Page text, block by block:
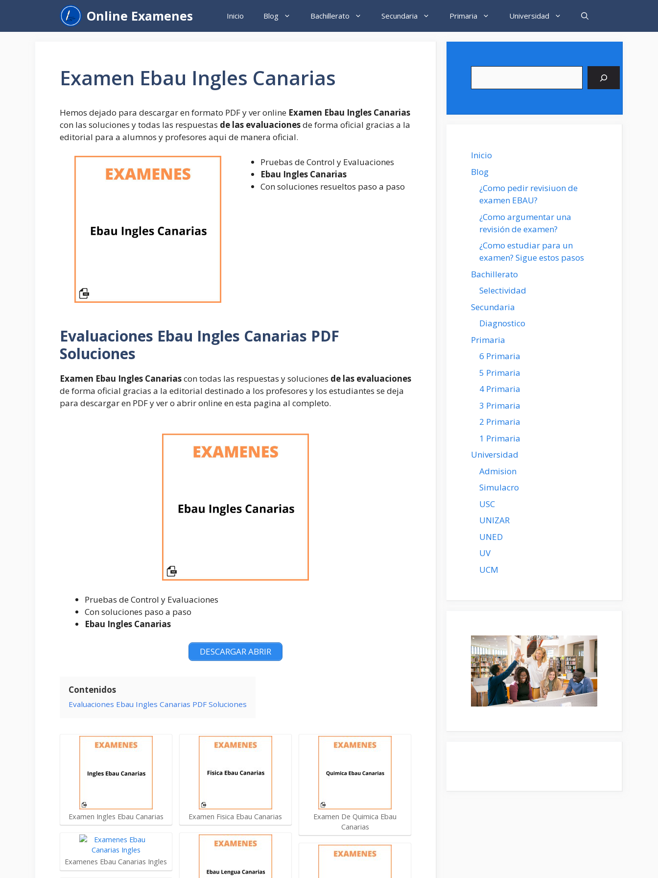
contenido
Online Examenes Inicio Blog Bachillerato Secundaria Primaria Universidad
Examen Ebau Ingles Canarias
Hemos dejado para descargar en formato PDF y ver online Examen Ebau Ingles Canarias
con las soluciones y todas las respuestas de las evaluacionesde forma oficial gracias a la
editorial para a alumnos y profesores aqui de manera oficial.
Pruebas de Control y Evaluaciones
Ebau Ingles Canarias
Con soluciones resueltos paso a paso
Evaluaciones Ebau Ingles Canarias PDF
Soluciones
Examen Ebau Ingles Canariascon todas las respuestas y soluciones de las evaluaciones
de forma oficial gracias a la editorial destinado a los profesores y los estudiantes se deja
para descargar en PDF y ver o abrir online en esta pagina al completo.
Pruebas de Control y Evaluaciones
Con soluciones paso a paso
Ebau Ingles Canarias
DESCARGAR ABRIR
Contenidos
Evaluaciones Ebau Ingles Canarias PDF Soluciones
Examen Ingles Ebau Canarias
Examenes Ebau Canarias Ingles
Examen Fisica Ebau Canarias
Examen De Quimica Ebau
Canarias
Inicio
Blog
¿Como pedir revisiuon de
examen EBAU?
¿Como argumentar una
revisión de examen?
¿Como estudiar para un
examen? Sigue estos pasos
Bachillerato
Selectividad
Secundaria
Diagnostico
Primaria
6 Primaria
5 Primaria
4 Primaria
3 Primaria
2 Primaria
1 Primaria
Universidad
Admision
Simulacro
USC
UNIZAR
UNED
UV
UCM